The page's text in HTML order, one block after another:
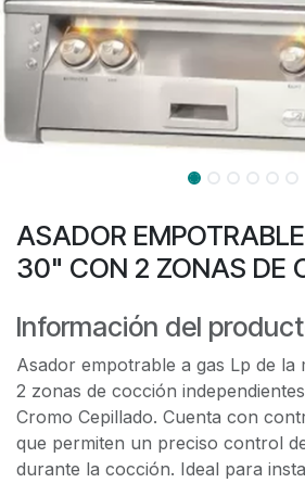
ASADOR
30" CON 2 ZONAS DE
Información del
Asador empotrable a gas Lp de
2 zonas de cocción
Cromo Cepillado. Cuenta con
que permiten un preciso control
durante la cocción. Ideal para